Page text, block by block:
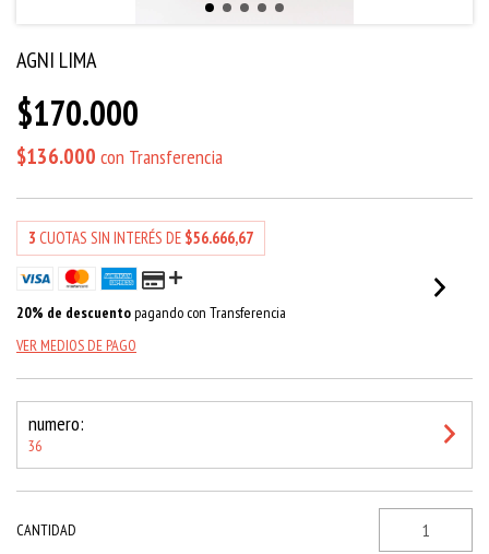
AGNI LIMA
$170.000
$136.000 con Transferencia
3 CUOTAS SIN INTERÉS DE $56.666,67
20% de descuentopagando con Transferencia
VER MEDIOS DE PAGO
numero:
36
CANTIDAD